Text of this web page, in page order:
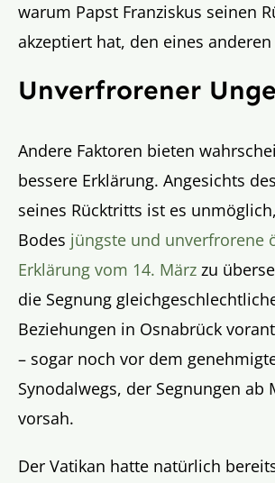
warum Papst Franziskus seinen
akzeptiert hat, den eines
Unverfrorener
Andere Faktoren bieten
bessere Erklärung. Angesichts
seines Rücktritts ist es
Bodes jüngste und unverfrorene
Erklärung vom 14. März zu
die Segnung
Beziehungen in Osnabrück
– sogar noch vor dem
Synodalwegs, der Segnungen ab
vorsah.
Der Vatikan hatte natürlich